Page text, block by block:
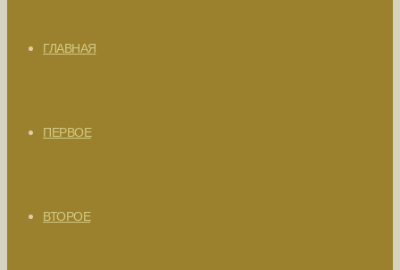
ГЛАВНАЯ
ПЕРВОЕ
ВТОРОЕ